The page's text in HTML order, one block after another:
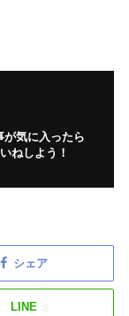
が気に入ったら
ねしよう！
シェア
LINE